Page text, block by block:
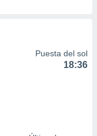
Puesta del sol
18:36